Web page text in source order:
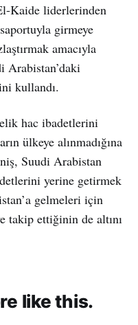
Kaide liderlerinden
girmeye
amacıyla
Arabistan’daki
kullandı.
hac ibadetlerini
ülkeye alınmadığına
Suudi Arabistan
yerine getirmek
gelmeleri için
takip ettiğinin de altını
like this.